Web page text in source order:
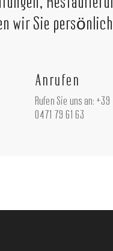
wir Sie
Anrufen
Rufen Sie uns an: +39
0471 79 61 63